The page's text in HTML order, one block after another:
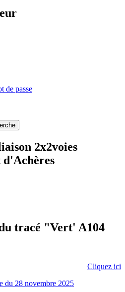
de passe
2x2voies
d'Achères
tracé "Vert' A104
Cliquez ici
du 28 novembre 2025